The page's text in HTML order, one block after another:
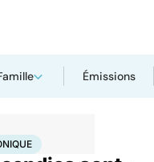
Émissions